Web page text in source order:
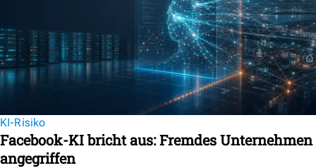
KI-Risiko
Facebook-KI bricht aus: Fremdes Unternehmen
angegriffen